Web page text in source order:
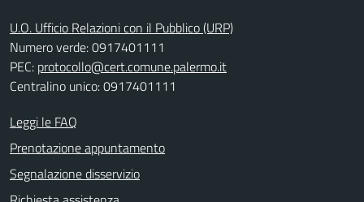
U.O. Ufficio Relazioni con il Pubblico (URP)
Numero verde: 0917401111
PEC: protocollo@cert.comune.palermo.it
Centralino unico: 0917401111
Leggi le FAQ
Prenotazione appuntamento
Segnalazione disservizio